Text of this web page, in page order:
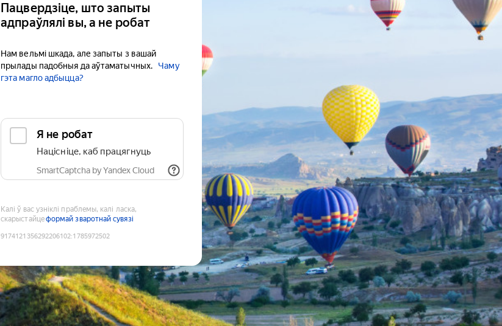
Пацвердзіце, што запыты
адпраўлялі вы, а не робат
Нам вельмі шкада, але запыты з вашай
прылады падобныя да аўтаматычных.
Чаму
гэта магло адбыцца?
Я не робат
Націсніце, каб працягнуць
SmartCaptcha by Yandex Cloud
Калі ў вас узніклі праблемы, калі ласка,
скарыстайцеформай зваротнай сувязі
9174121356292206102:1785972502